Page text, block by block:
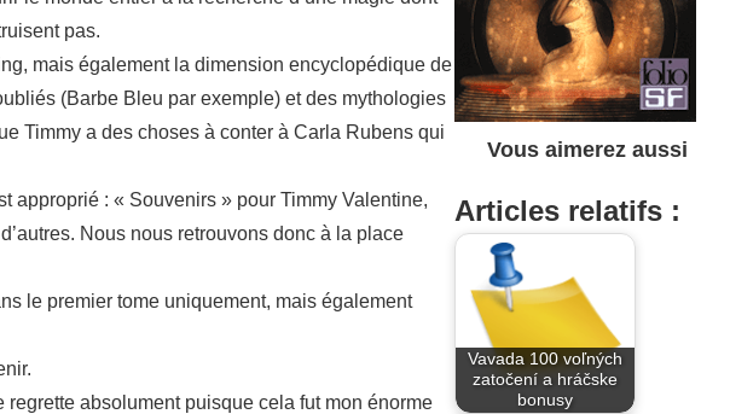
pas.
mais également la dimension encyclopédique de
(Barbe Bleu par exemple) et des mythologies
Timmy a des choses à conter à Carla Rubens qui
approprié : « Souvenirs » pour Timmy Valentine,
Nous nous retrouvons donc à la place
le premier tome uniquement, mais également
absolument puisque cela fut mon énorme
Vous aimerez aussi
Articles relatifs :
Vavada 100 voľných
zatočení a hráčske
bonusy